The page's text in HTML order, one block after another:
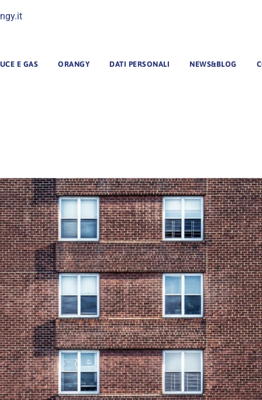
E GAS ORANGY DATI PERSONALI NEWS&BLOG